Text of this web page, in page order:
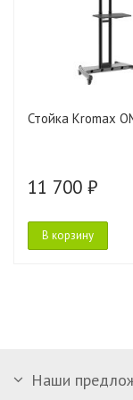
Стойка Kromax
11 700 ₽
В корзину
Наши